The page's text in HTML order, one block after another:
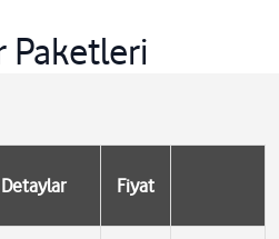
Paketleri
Fiyat